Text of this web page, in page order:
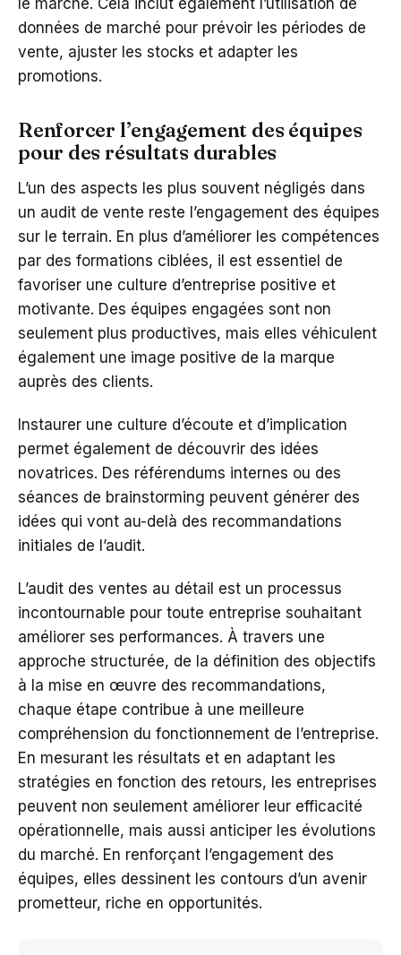
données de marché pour prévoir les périodes de
vente, ajuster les stocks et adapter les
promotions.
Renforcer l’engagement des équipes
pour des résultats durables
L’un des aspects les plus souvent négligés dans
un audit de vente reste l’engagement des équipes
sur le terrain. En plus d’améliorer les compétences
par des formations ciblées, il est essentiel de
favoriser une culture d’entreprise positive et
motivante. Des équipes engagées sont non
seulement plus productives, mais elles véhiculent
également une image positive de la marque
auprès des clients.
Instaurer une culture d’écoute et d’implication
permet également de découvrir des idées
novatrices. Des référendums internes ou des
séances de brainstorming peuvent générer des
idées qui vont au-delà des recommandations
initiales de l’audit.
L’audit des ventes au détail est un processus
incontournable pour toute entreprise souhaitant
améliorer ses performances. À travers une
approche structurée, de la définition des objectifs
à la mise en œuvre des recommandations,
chaque étape contribue à une meilleure
compréhension du fonctionnement de l’entreprise.
En mesurant les résultats et en adaptant les
stratégies en fonction des retours, les entreprises
peuvent non seulement améliorer leur efficacité
opérationnelle, mais aussi anticiper les évolutions
du marché. En renforçant l’engagement des
équipes, elles dessinent les contours d’un avenir
prometteur, riche en opportunités.